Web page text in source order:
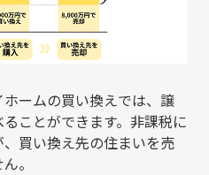
ームの買い換えでは、譲
ことができます。非課税に
買い換え先の住まいを売
。